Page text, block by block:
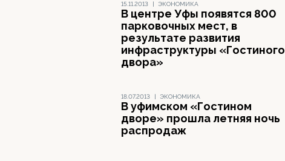
15.11.2013 | ЭКОНОМИКА
В центре Уфы появятся 800
парковочных мест, в
результате развития
инфраструктуры «Гостиного
двора»
18.07.2013 | ЭКОНОМИКА
В уфимском «Гостином
дворе» прошла летняя ночь
распродаж